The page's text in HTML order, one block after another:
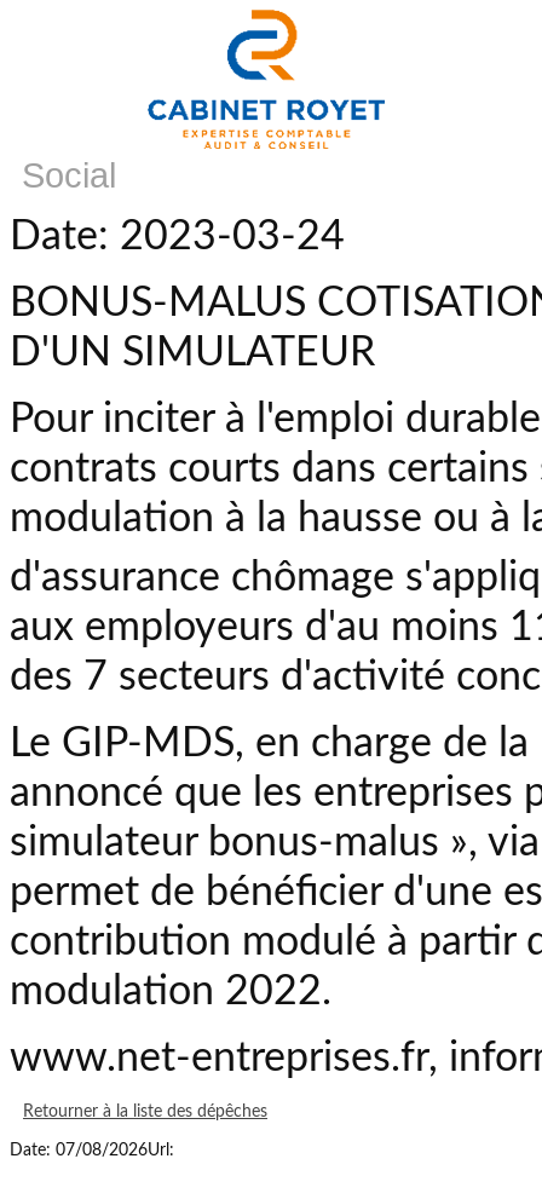
Social
Date: 2023-03-24
BONUS-MALUS
D'UN SIMULATEUR
Pour inciter à l'emploi
contrats courts dans
modulation à la hausse ou à
d'assurance chômage
aux employeurs d'au moins
des 7 secteurs d'activité
Le GIP-MDS, en charge de
annoncé que les entreprises
simulateur bonus-malus »,
permet de bénéficier d'une
contribution modulé à partir
modulation 2022.
www.net-entreprises.fr,
Retourner à la liste des dépêches
Date: 07/08/2026Url: